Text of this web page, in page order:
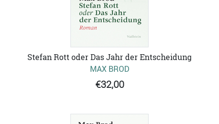
Stefan Rott oder Das Jahr der Entscheidung
MAX BROD
€32,00